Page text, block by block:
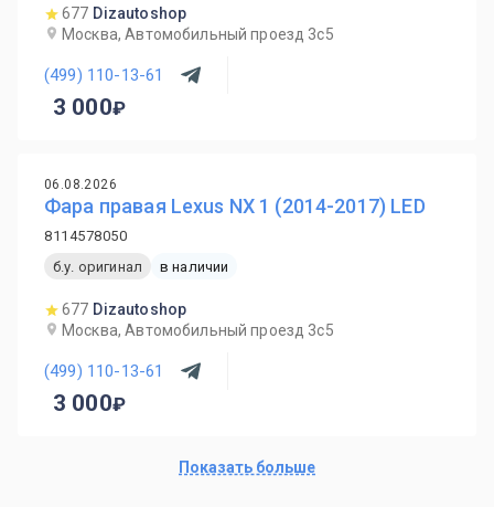
677 Dizautoshop
Москва, Автомобильный проезд 3с5
(499) 110-13-61
3 000
06.08.2026
Фара правая Lexus NX 1 (2014-2017) LED
8114578050
б.у. оригинал
в наличии
677 Dizautoshop
Москва, Автомобильный проезд 3с5
(499) 110-13-61
3 000
Показать больше